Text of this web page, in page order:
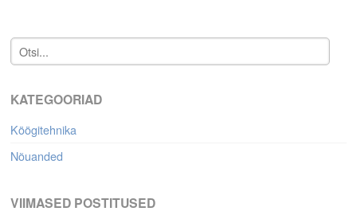
KATEGOORIAD
Köögitehnika
Nõuanded
VIIMASED POSTITUSED